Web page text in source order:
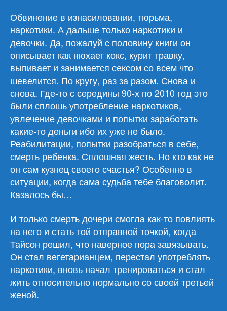
Обвинение в изнасиловании, тюрьма,
наркотики. А дальше только наркотики и
девочки. Да, пожалуй с половину книги он
описывает как нюхает кокс, курит травку,
выпивает и занимается сексом со всем что
шевелится. По кругу, раз за разом. Снова и
снова. Где-то с середины 90-х по 2010 год это
были сплошь употребление наркотиков,
увлечение девочками и попытки заработать
какие-то деньги ибо их уже не было.
Реабилитации, попытки разобраться в себе,
смерть ребенка. Сплошная жесть. Но кто как не
он сам кузнец своего счастья? Особенно в
ситуации, когда сама судьба тебе благоволит.
Казалось бы…
И только смерть дочери смогла как-то повлиять
на него и стать той отправной точкой, когда
Тайсон решил, что наверное пора завязывать.
Он стал вегетарианцем, перестал употреблять
наркотики, вновь начал тренироваться и стал
жить относительно нормально со своей третьей
женой.